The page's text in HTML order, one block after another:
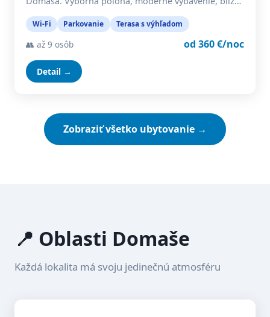
Wi-Fi Parkovanie Terasa s výhľadom
👥 až 9 osôb od 360 €/noc
Detail →
Zobraziť všetko ubytovanie →
📍 Oblasti Domaše
Každá lokalita má svoju jedinečnú atmosféru